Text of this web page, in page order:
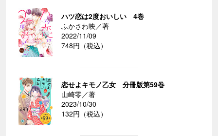
ハツ恋は2度おいしい 4巻
ふかさわ映／著
2022/11/09
748円（税込）
恋せよキモノ乙女 分冊版第59巻
山崎零／著
2023/10/30
132円（税込）